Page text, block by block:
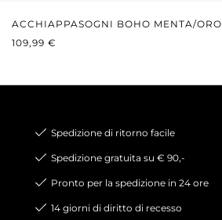
ACCHIAPPASOGNI BOHO MENTA/ORO
PREZZO NORMALE:
109,99 €
Spedizione di ritorno facile
Spedizione gratuita su € 90,-
Pronto per la spedizione in 24 ore
14 giorni di diritto di recesso